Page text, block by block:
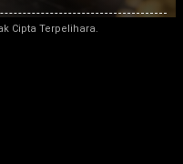
Cipta Terpelihara.